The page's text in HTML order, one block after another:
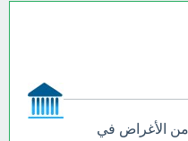
من الأغراض في